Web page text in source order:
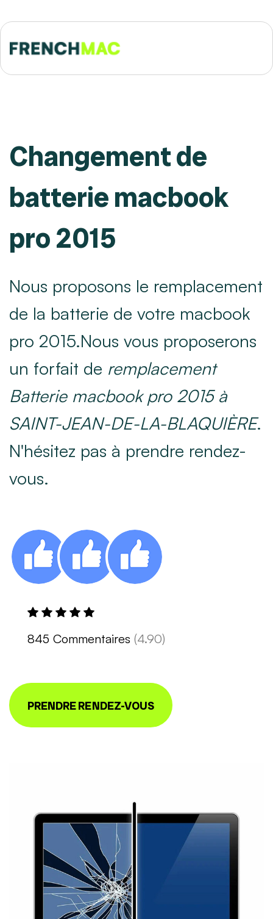
Changement de
batterie macbook
pro 2015
Nous proposons le remplacement
de la batterie de votre macbook
pro 2015.Nous vous proposerons
un forfait de remplacement
Batterie macbook pro 2015 à
SAINT-JEAN-DE-LA-BLAQUIÈRE.
N'hésitez pas à prendre rendez-
vous.
845 Commentaires (4.90)
PRENDRE RENDEZ-VOUS